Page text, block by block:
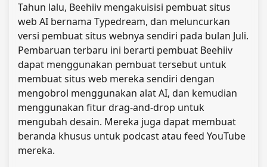
Tahun lalu, Beehiiv mengakuisisi pembuat situs
web AI bernama Typedream, dan meluncurkan
versi pembuat situs webnya sendiri pada bulan Juli.
Pembaruan terbaru ini berarti pembuat Beehiiv
dapat menggunakan pembuat tersebut untuk
membuat situs web mereka sendiri dengan
mengobrol menggunakan alat AI, dan kemudian
menggunakan fitur drag-and-drop untuk
mengubah desain. Mereka juga dapat membuat
beranda khusus untuk podcast atau feed YouTube
mereka.